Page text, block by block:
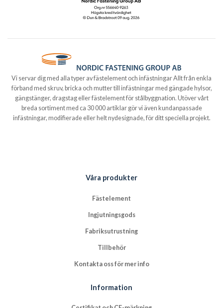
Vi servar dig med alla typer av fästelement och infästningar Allt från enkla
förband med skruv, bricka och mutter till infästningar med gängade hylsor,
gängstänger, dragstag eller fästelement för stålbyggnation. Utöver vårt
breda sortiment med ca 30 000 artiklar gör vi även kundanpassade
infästningar, modifierade eller helt nydesignade, för ditt speciella projekt.
Våra produkter
Fästelement
Ingjutningsgods
Fabriksutrustning
Tillbehör
Kontakta oss för mer info
Information